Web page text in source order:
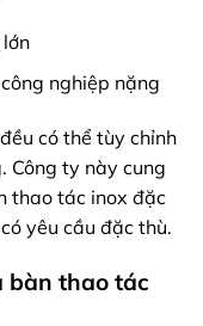
nghiệp nặng
có thể tùy chỉnh
Công ty này cung
thao tác inox đặc
yêu cầu đặc thù.
bàn thao tác